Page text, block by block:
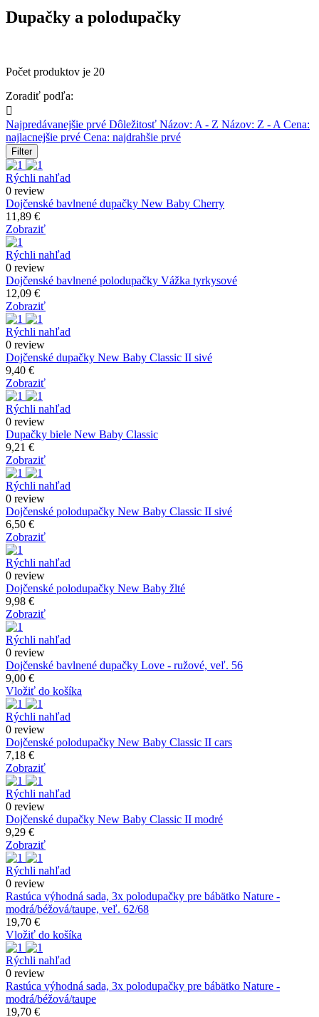
Dupačky a polodupačky
Počet produktov je 20
Zoradiť podľa:

Najpredávanejšie prvé Dôležitosť Názov: A - Z Názov: Z - A Cena:
najlacnejšie prvé Cena: najdrahšie prvé
Filter
Rýchli nahľad
0 review
Dojčenské bavlnené dupačky New Baby Cherry
11,89 €
Zobraziť
Rýchli nahľad
0 review
Dojčenské bavlnené polodupačky Vážka tyrkysové
12,09 €
Zobraziť
Rýchli nahľad
0 review
Dojčenské dupačky New Baby Classic II sivé
9,40 €
Zobraziť
Rýchli nahľad
0 review
Dupačky biele New Baby Classic
9,21 €
Zobraziť
Rýchli nahľad
0 review
Dojčenské polodupačky New Baby Classic II sivé
6,50 €
Zobraziť
Rýchli nahľad
0 review
Dojčenské polodupačky New Baby žlté
9,98 €
Zobraziť
Rýchli nahľad
0 review
Dojčenské bavlnené dupačky Love - ružové, veľ. 56
9,00 €
Vložiť do košíka
Rýchli nahľad
0 review
Dojčenské polodupačky New Baby Classic II cars
7,18 €
Zobraziť
Rýchli nahľad
0 review
Dojčenské dupačky New Baby Classic II modré
9,29 €
Zobraziť
Rýchli nahľad
0 review
Rastúca výhodná sada, 3x polodupačky pre bábätko Nature -
modrá/béžová/taupe, veľ. 62/68
19,70 €
Vložiť do košíka
Rýchli nahľad
0 review
Rastúca výhodná sada, 3x polodupačky pre bábätko Nature -
modrá/béžová/taupe
19,70 €